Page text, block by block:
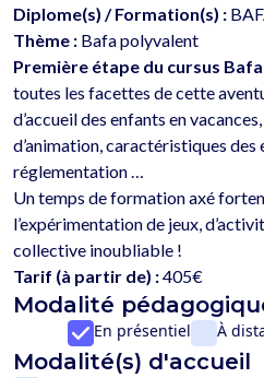
Diplome(s) / Formation(s) :
Thème : Bafa polyvalent
Première étape du cursus Bafa
toutes les facettes de cette
d’accueil des enfants en
d’animation, caractéristiques des
réglementation …
Un temps de formation axé
l’expérimentation de jeux,
Tarif (à partir de) :405€
Modalité
En présentiel À
Modalité(s) d'accueil